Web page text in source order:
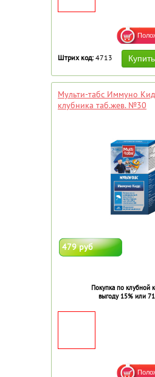
Штрих код: 4713
Мульти-табс Иммуно
клубника таб.жев. №30
479 руб
Покупка по клубной
выгоду 15% или